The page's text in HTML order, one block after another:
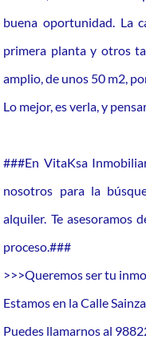
buena oportunidad. La
primera planta y otros
amplio, de unos 50 m2,
Lo mejor, es verla, y
###En VitaKsa
nosotros para la
alquiler. Te asesoramos
proceso.###
>>>Queremos ser tu
Estamos en la Calle
Puedes llamarnos al